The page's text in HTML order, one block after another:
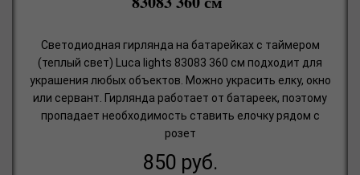
Светодиодная гирлянда на батарейках с таймером
(теплый свет) Luca lights 83083 360 см подходит для
украшения любых объектов. Можно украсить елку, окно
или сервант. Гирлянда работает от батареек, поэтому
пропадает необходимость ставить елочку рядом с
розет
850 руб.